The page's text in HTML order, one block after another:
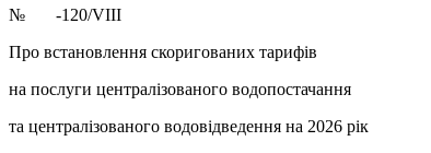
№ -120/VIII
Про встановлення скоригованих тарифів
на послуги централізованого водопостачання
та централізованого водовідведення на 2026 рік